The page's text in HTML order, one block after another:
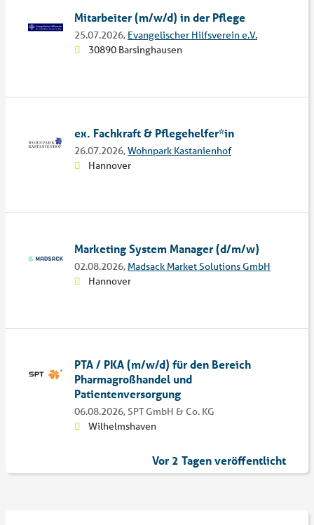
Mitarbeiter (m/w/d) in der Pflege
25.07.2026, Evangelischer Hilfsverein e.V.
30890 Barsinghausen
ex. Fachkraft & Pflegehelfer*in
26.07.2026,Wohnpark Kastanienhof
Hannover
Marketing System Manager (d/m/w)
02.08.2026, Madsack Market Solutions GmbH
Hannover
PTA / PKA (m/w/d) für den Bereich
Pharmagroßhandel und
Patientenversorgung
06.08.2026,SPT GmbH & Co. KG
Wilhelmshaven
Vor 2 Tagen veröffentlicht